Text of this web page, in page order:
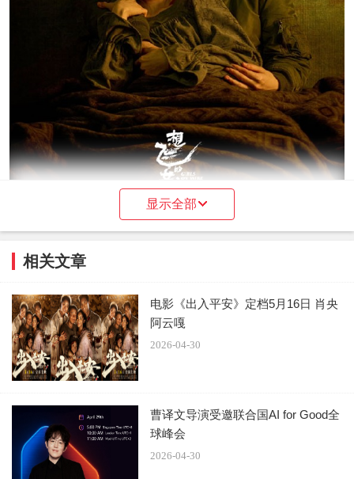
显示全部
相关文章
电影《出入平安》定档5月16日 肖央
阿云嘎
2026-04-30
曹译文导演受邀联合国AI for Good全
球峰会
2026-04-30